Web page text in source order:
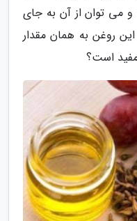
و می توان از آن به جای
روغن به همان مقدار
است؟